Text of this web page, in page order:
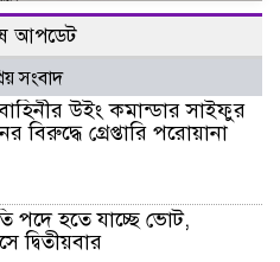
আপডেট
সংবাদ
উইং কমান্ডার সাইফুর
বিরুদ্ধে গ্রেপ্তারি পরোয়ানা
পদে হতে যাচ্ছে ভোট,
দ্বিতীয়বার